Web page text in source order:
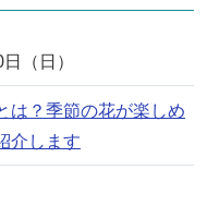
（日）
は？季節の花が楽しめ
介します